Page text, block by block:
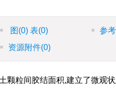
图 (0) 表(0) 参
资源附件(0)
颗粒间胶结面积,建立了微观